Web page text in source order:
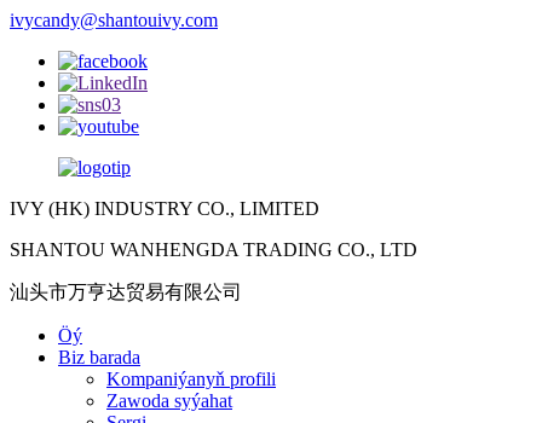
ivycandy@shantouivy.com
IVY (HK) INDUSTRY CO., LIMITED
SHANTOU WANHENGDA TRADING CO., LTD
汕头市万亨达贸易有限公司
Öý
Biz barada
Kompaniýanyň profili
Zawoda syýahat